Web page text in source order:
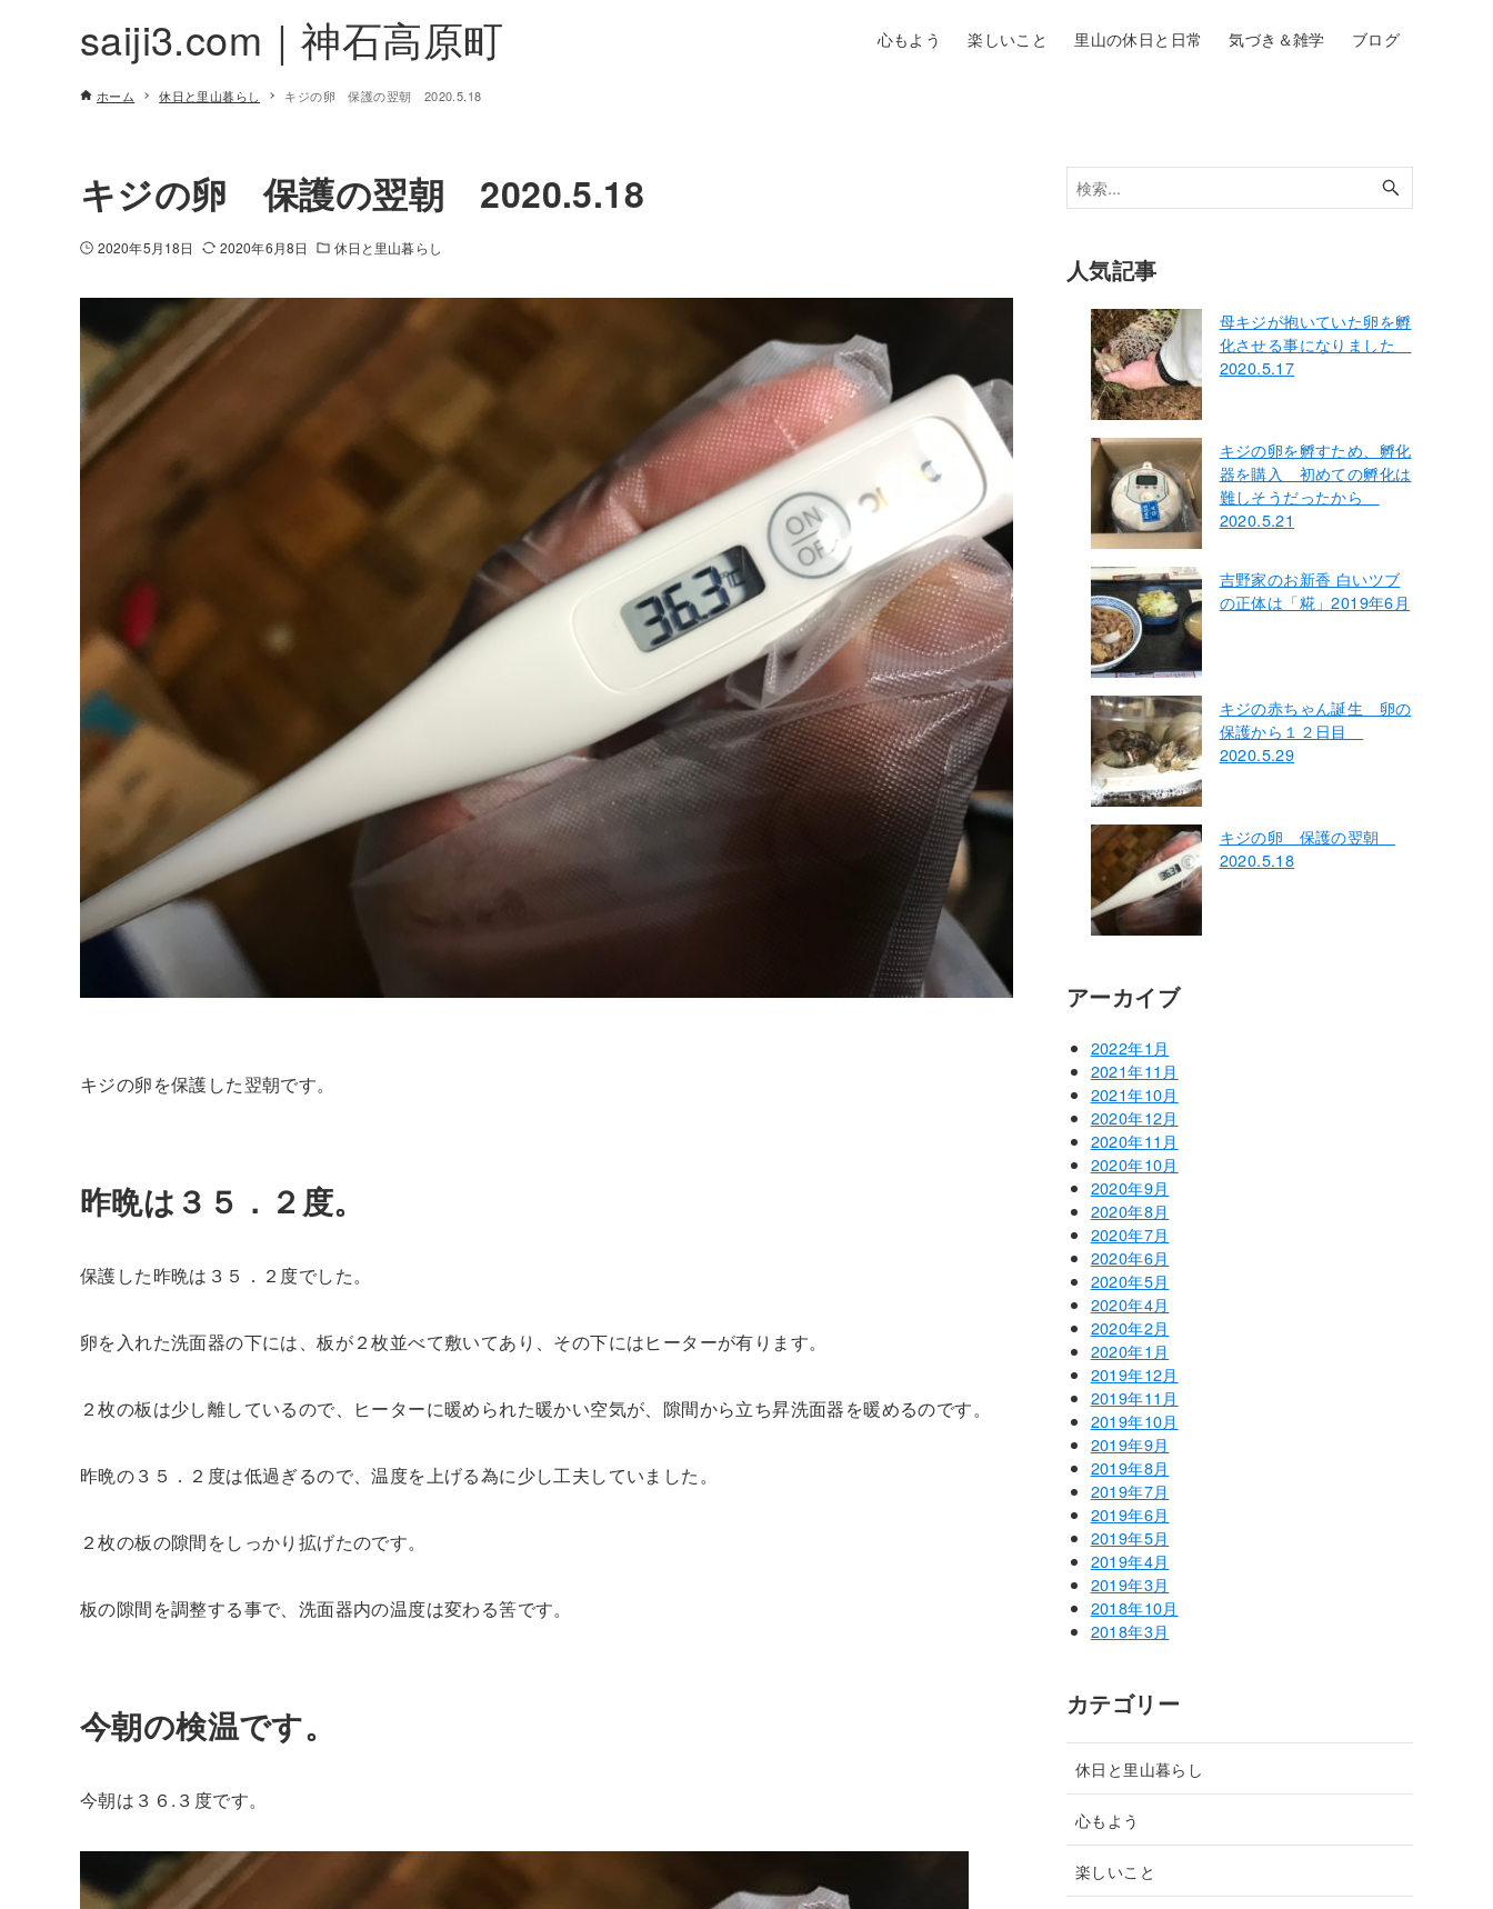
saiji3.com｜神石高原町 心もよう 楽しいこと 里山の休日と日常 気づき＆雑学 ブログ
ホーム 休日と里山暮らし キジの卵 保護の翌朝 2020.5.18
キジの卵 保護の翌朝 2020.5.18
2020年5月18日 2020年6月8日 休日と里山暮らし
キジの卵を保護した翌朝です。
昨晩は３５．２度。
保護した昨晩は３５．２度でした。
卵を入れた洗面器の下には、板が２枚並べて敷いてあり、その下にはヒーターが有ります。
２枚の板は少し離しているので、ヒーターに暖められた暖かい空気が、隙間から立ち昇洗面器を暖めるのです。
昨晩の３５．２度は低過ぎるので、温度を上げる為に少し工夫していました。
２枚の板の隙間をしっかり拡げたのです。
板の隙間を調整する事で、洗面器内の温度は変わる筈です。
今朝の検温です。
今朝は３６.３度です。
人気記事
母キジが抱いていた卵を孵
化させる事になりました
2020.5.17
キジの卵を孵すため、孵化
器を購入 初めての孵化は
難しそうだったから
2020.5.21
吉野家のお新香 白いツブ
の正体は「糀」2019年6月
キジの赤ちゃん誕生 卵の
保護から１２日目
2020.5.29
キジの卵 保護の翌朝
2020.5.18
アーカイブ
2022年1月
2021年11月
2021年10月
2020年12月
2020年11月
2020年10月
2020年9月
2020年8月
2020年7月
2020年6月
2020年5月
2020年4月
2020年2月
2020年1月
2019年12月
2019年11月
2019年10月
2019年9月
2019年8月
2019年7月
2019年6月
2019年5月
2019年4月
2019年3月
2018年10月
2018年3月
カテゴリー
休日と里山暮らし
心もよう
楽しいこと